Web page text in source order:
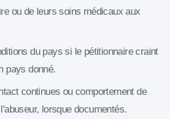
ou de leurs soins médicaux aux
du pays si le pétitionnaire craint
pays donné.
continues ou comportement de
lorsque documentés.